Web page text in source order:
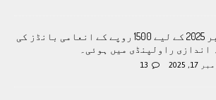
نومبر 2025 کے لیے 1500 روپے کے انعامی بانڈز کی
اندازی راولپنڈی میں ہوئی۔
17, 2025
13